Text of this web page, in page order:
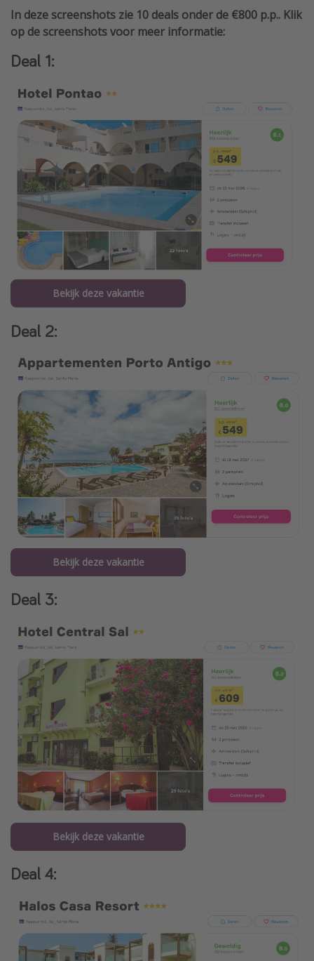
In deze screenshots zie 10 deals onder de €800 p.p.. Klik
op de screenshots voor meer informatie:
Deal 1:
Bekijk deze vakantie
Deal 2:
Bekijk deze vakantie
Deal 3:
Bekijk deze vakantie
Deal 4: